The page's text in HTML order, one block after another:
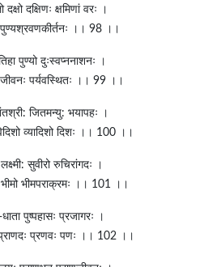
दक्षिणः क्षमिणां वरः ।
पुण्यश्रवणकीर्तनः ।। 98 ।।
पुण्यो दुःस्वप्ननाशनः ।
जीवनः पर्यवस्थितः ।। 99 ।।
जितमन्यु: भयापहः ।
व्यादिशो दिशः ।। 100 ।।
लक्ष्मी: सुवीरो रुचिरांगदः ।
भीमपराक्रमः ।। 101 ।।
पुष्पहासः प्रजागरः ।
प्राणदः प्रणवः पणः ।। 102 ।।